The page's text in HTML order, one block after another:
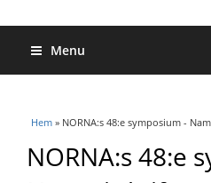
Menu
Du är här
Hem » NORNA:s 48:e symposium -
NORNA:s 48:e